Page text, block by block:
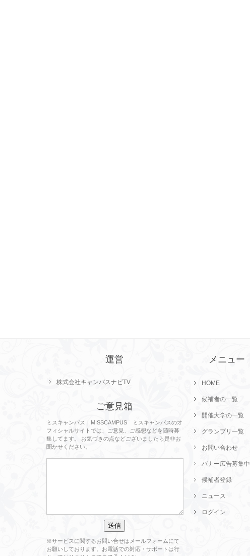
運営
株式会社キャンパスナビTV
ご意見箱
ミスキャンパス｜MISSCAMPUS ミスキャンパスのオ
フィシャルサイトでは、ご意見、ご感想などを随時募
集してます。 お気づきの点などございましたら是非お
聞かせください。
※サービスに関するお問い合せはメールフォームにて
お願いしております。お電話での対応・サポートは行
メニュー
HOME
候補者の一覧
開催大学の一覧
グランプリ一覧
お問い合わせ
バナー広告募集中
候補者登録
ニュース
ログイン